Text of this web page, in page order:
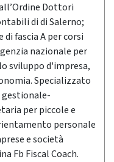
Dottori
di di Salerno;
fascia A per corsi
nazionale per
sviluppo d'impresa,
Specializzato
gestionale-
per piccole e
personale
e società
Fb Fiscal Coach.